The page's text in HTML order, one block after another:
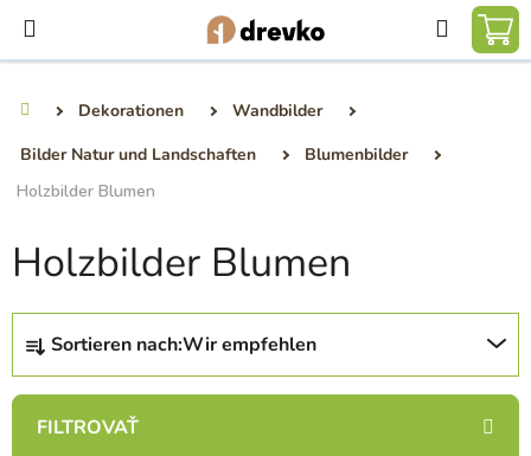
Inhalt
springen
Suchen
Dekorationen
Wandbilder
Bilder Natur und Landschaften
Blumenbilder
Holzbilder Blumen
Holzbilder Blumen
P
o
Sortieren nach:Wir empfehlen